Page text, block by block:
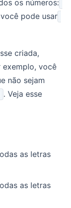
os números:
pode usar
criada,
exemplo, você
não sejam
. Veja esse
as letras
as letras